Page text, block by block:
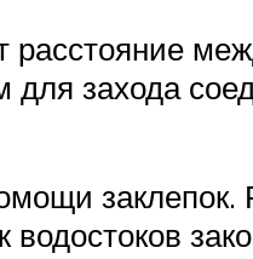
захода
заклепок.